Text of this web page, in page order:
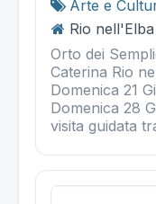
Arte e
Rio
Orto dei
Caterina Rio
Domenica 21
Domenica 28
visita guidata